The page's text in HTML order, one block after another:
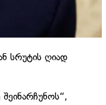
სრუტის ღიად